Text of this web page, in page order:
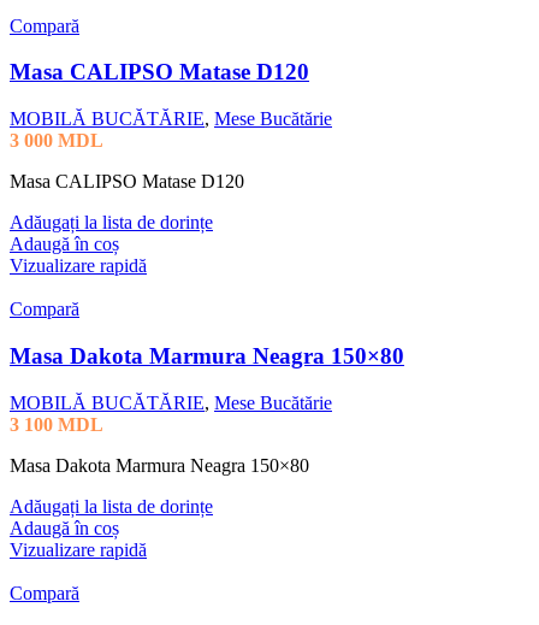
Compară
Masa CALIPSO Matase D120
MOBILĂ BUCĂTĂRIE, Mese Bucătărie
3 000 MDL
Masa CALIPSO Matase D120
Adăugați la lista de dorințe
Adaugă în coș
Vizualizare rapidă
Compară
Masa Dakota Marmura Neagra 150×80
MOBILĂ BUCĂTĂRIE, Mese Bucătărie
3 100 MDL
Masa Dakota Marmura Neagra 150×80
Adăugați la lista de dorințe
Adaugă în coș
Vizualizare rapidă
Compară